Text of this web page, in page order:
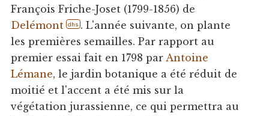
François Friche-Joset (1799-1856) de
Delémont
dhs . L'année suivante, on plante
les premières semailles. Par rapport au
premier essai fait en 1798 par Antoine
Lémane, le jardin botanique a été réduit de
moitié et l'accent a été mis sur la
végétation jurassienne, ce qui permettra au